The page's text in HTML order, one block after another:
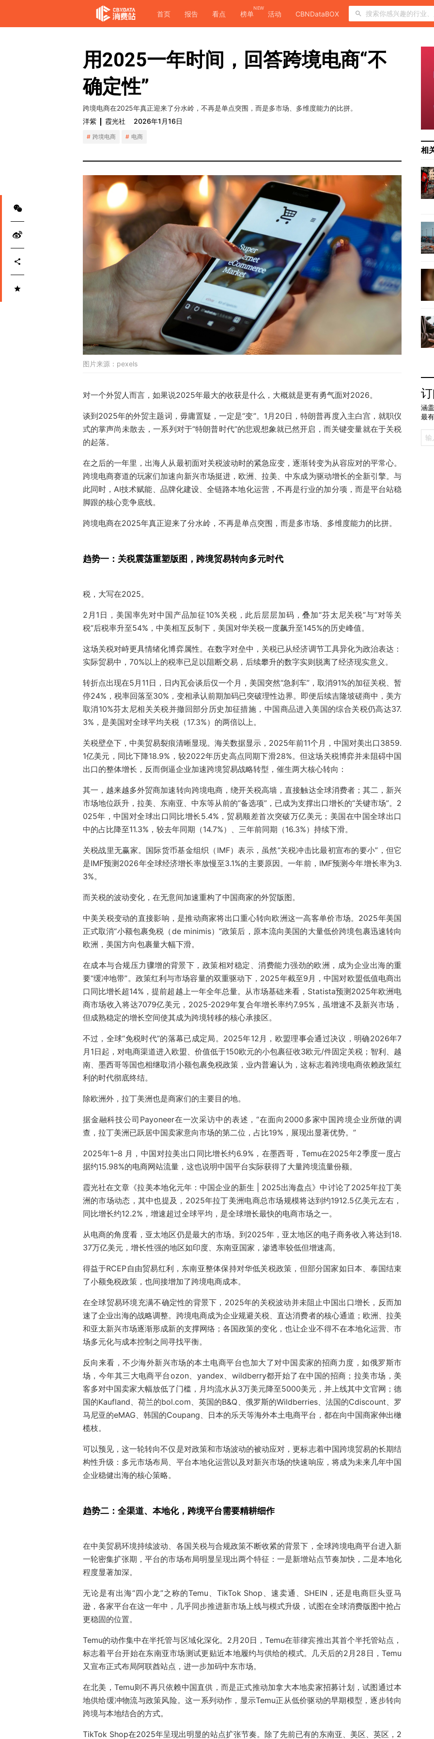
首页 报告 看点 榜单
NEW
活动 CBNDataBOX
用2025一年时间，回答跨境电商“不
确定性”
跨境电商在2025年真正迎来了分水岭，不再是单点突围，而是多市场、多维度能力的比拼。
洋紫
霞光社 2026年1月16日
跨境电商 电商
图片来源： pexels
对一个外贸人而言，如果说2025年最大的收获是什么，大概就是更有勇气面对2026。
谈到2025年的外贸主题词，毋庸置疑，一定是“变”。1月20日，特朗普再度入主白宫，就职仪
式的掌声尚未散去，一系列对于“特朗普时代”的悲观想象就已然开启，而关键变量就在于关税
的起落。
在之后的一年里，出海人从最初面对关税波动时的紧急应变，逐渐转变为从容应对的平常心。
跨境电商赛道的玩家们加速向新兴市场挺进，欧洲、拉美、中东成为驱动增长的全新引擎。与
此同时，AI技术赋能、品牌化建设、全链路本地化运营，不再是行业的加分项，而是平台站稳
脚跟的核心竞争底线。
跨境电商在2025年真正迎来了分水岭，不再是单点突围，而是多市场、多维度能力的比拼。
趋势一：关税震荡重塑版图，跨境贸易转向多元时代
税，大写在2025。
2月1日，美国率先对中国产品加征10%关税，此后层层加码，叠加“芬太尼关税”与“对等关
税”后税率升至54%，中美相互反制下，美国对华关税一度飙升至145%的历史峰值。
这场关税对峙更具情绪化博弈属性。在数字对垒中，关税已从经济调节工具异化为政治表达：
实际贸易中，70%以上的税率已足以阻断交易，后续攀升的数字实则脱离了经济现实意义。
转折点出现在5月11日，日内瓦会谈后仅一个月，美国突然“急刹车”，取消91%的加征关税、暂
停24%，税率回落至30%，变相承认前期加码已突破理性边界。即便后续吉隆坡磋商中，美方
取消10%芬太尼相关关税并撤回部分历史加征措施，中国商品进入美国的综合关税仍高达37.
3%，是美国对全球平均关税（17.3%）的两倍以上。
关税壁垒下，中美贸易裂痕清晰显现。海关数据显示，2025年前11个月，中国对美出口3859.
1亿美元，同比下降18.9%，较2022年历史高点同期下滑28%。但这场关税博弈并未阻碍中国
出口的整体增长，反而倒逼企业加速跨境贸易战略转型，催生两大核心转向：
其一，越来越多外贸商加速转向跨境电商，绕开关税高墙，直接触达全球消费者；其二，新兴
市场地位跃升，拉美、东南亚、中东等从前的“备选项”，已成为支撑出口增长的“关键市场”。2
025年，中国对全球出口同比增长5.4%，贸易顺差首次突破万亿美元；美国在中国全球出口
中的占比降至11.3%，较去年同期（14.7%）、三年前同期（16.3%）持续下滑。
关税战里无赢家。国际货币基金组织（IMF）表示，虽然“关税冲击比最初宣布的要小”，但它
是IMF预测2026年全球经济增长率放慢至3.1%的主要原因。一年前，IMF预测今年增长率为3.
3%。
而关税的波动变化，在无意间加速重构了中国商家的外贸版图。
中美关税变动的直接影响，是推动商家将出口重心转向欧洲这一高客单价市场。2025年美国
正式取消“小额包裹免税（de minimis）”政策后，原本流向美国的大量低价跨境包裹迅速转向
欧洲，美国方向包裹量大幅下滑。
在成本与合规压力骤增的背景下，政策相对稳定、消费能力强劲的欧洲，成为企业出海的重
要“缓冲地带”。政策红利与市场容量的双重驱动下，2025年截至9月，中国对欧盟低值电商出
口同比增长超14%，提前超越上一年全年总量。从市场基础来看，Statista预测2025年欧洲电
商市场收入将达7079亿美元，2025-2029年复合年增长率约7.95%，虽增速不及新兴市场，
但成熟稳定的增长空间使其成为跨境转移的核心承接区。
不过，全球“免税时代”的落幕已成定局。2025年12月，欧盟理事会通过决议，明确2026年7
月1日起，对电商渠道进入欧盟、价值低于150欧元的小包裹征收3欧元/件固定关税；智利、越
南、墨西哥等国也相继取消小额包裹免税政策，业内普遍认为，这标志着跨境电商依赖政策红
利的时代彻底终结。
除欧洲外，拉丁美洲也是商家们的主要目的地。
据金融科技公司Payoneer在一次采访中的表述，“在面向2000多家中国跨境企业所做的调
查，拉丁美洲已跃居中国卖家意向市场的第二位，占比19%，展现出显著优势。”
2025年1–8 月，中国对拉美出口同比增长约6.9%，在墨西哥，Temu在2025年2季度一度占
据约15.98%的电商网站流量，这也说明中国平台实际获得了大量跨境流量份额。
霞光社在文章 《拉美本地化元年：中国企业的新生 | 2025出海盘点》 中讨论了2025年拉丁美
洲的市场动态，其中也提及，2025年拉丁美洲电商总市场规模将达到约1912.5亿美元左右，
同比增长约12.2%，增速超过全球平均，是全球增长最快的电商市场之一。
从电商的角度看，亚太地区仍是最大的市场。到2025年，亚太地区的电子商务收入将达到18.
37万亿美元，增长性强的地区如印度、东南亚国家，渗透率较低但增速高。
得益于RCEP自由贸易红利，东南亚整体保持对华低关税政策，但部分国家如日本、泰国结束
了小额免税政策，也间接增加了跨境电商成本。
在全球贸易环境充满不确定性的背景下，2025年的关税波动并未阻止中国出口增长，反而加
速了企业出海的战略调整。跨境电商成为企业规避关税、直达消费者的核心通道；欧洲、拉美
和亚太新兴市场逐渐形成新的支撑网络；各国政策的变化，也让企业不得不在本地化运营、市
场多元化与成本控制之间寻找平衡。
反向来看，不少海外新兴市场的本土电商平台也加大了对中国卖家的招商力度，如俄罗斯市
场 ，今年其三大电商平台ozon、yandex、wildberry都开始了在中国的招商；拉美市场，美
客多对中国卖家大幅放低了门槛，月均流水从3万美元降至5000美元，并上线其中文官网；德
国的Kaufland、荷兰的bol.com、英国的B&Q、俄罗斯的Wildberries、法国的Cdiscount、罗
马尼亚的eMAG、韩国的Coupang、日本的乐天等海外本土电商平台，都在向中国商家伸出橄
榄枝。
可以预见，这一轮转向不仅是对政策和市场波动的被动应对，更标志着中国跨境贸易的长期结
构性升级：多元市场布局、平台本地化运营以及对新兴市场的快速响应，将成为未来几年中国
企业稳健出海的核心策略。
趋势二：全渠道、本地化，跨境平台需要精耕细作
在中美贸易环境持续波动、各国关税与合规政策不断收紧的背景下，全球跨境电商平台进入新
一轮密集扩张期，平台的市场布局明显呈现出两个特征：一是新增站点节奏加快，二是本地化
程度显著加深。
无论是有出海“四小龙”之称的Temu、TikTok Shop、速卖通、SHEIN，还是电商巨头亚马
逊，各家平台在这一年中，几乎同步推进新市场上线与模式升级，试图在全球消费版图中抢占
更稳固的位置。
Temu的动作集中在半托管与区域化深化。2月20日，Temu在菲律宾推出其首个半托管站点，
标志着平台开始在东南亚市场测试更贴近本地履约与供给的模式。几天后的2月28日，Temu
又宣布正式布局阿联酋站点，进一步加码中东市场。
在北美，Temu则不再只依赖中国直供，而是正式推动加拿大本地卖家招募计划，试图通过本
地供给缓冲物流与政策风险。这一系列动作，显示Temu正从低价驱动的早期模型，逐步转向
跨境与本地结合的方式。
TikTok Shop在2025年呈现出明显的站点扩张节奏。除了先前已有的东南亚、美区、英区，2
相
涵
最